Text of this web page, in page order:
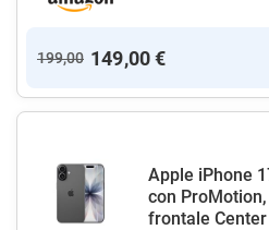
199,00 149,00 €
Apple iPhone
con
frontale